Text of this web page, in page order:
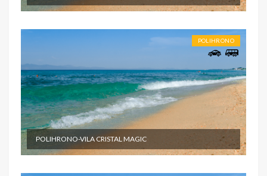
POLIHRONO
POLIHRONO-VILA CRISTAL MAGIC